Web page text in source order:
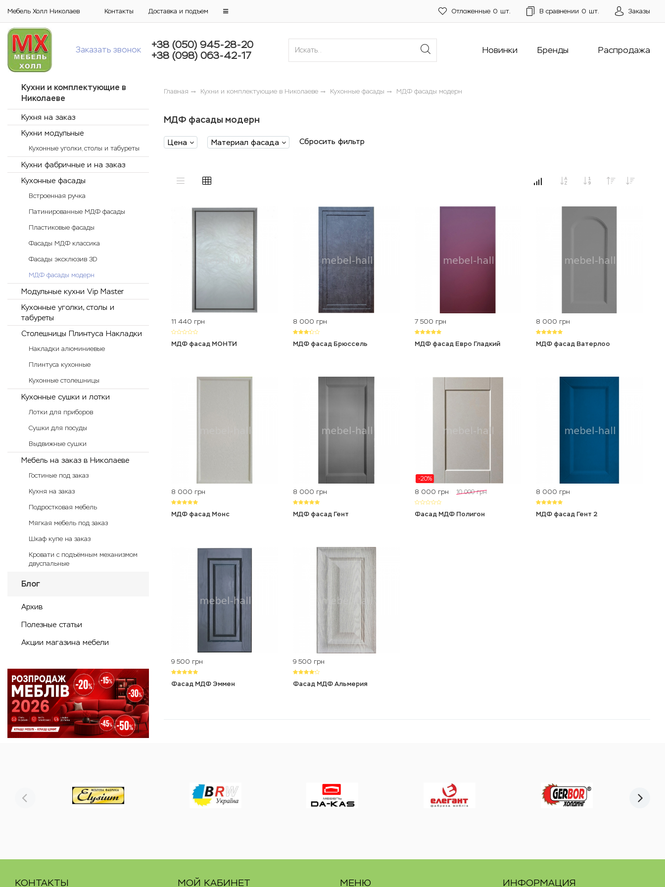
Мебель Холл Николаев Контакты Доставка и подъем Отложенные 0 шт. В сравнении 0 шт. Заказы
Заказать звонок
+38 (050) 945-28-20
+38 (098) 063-42-17
Новинки Бренды Распродажа
Кухни и комплектующие в
Николаеве
Кухня на заказ
Кухни модульные
Кухонные уголки, столы и табуреты
Кухни фабричные и на заказ
Кухонные фасады
Встроенная ручка
Патинированные МДФ фасады
Пластиковые фасады
Фасады МДФ классика
Фасады эксклюзив 3D
МДФ фасады модерн
Модульные кухни Vip Master
Кухонные уголки, столы и
табуреты
Столешницы Плинтуса Накладки
Накладки алюминиевые
Плинтуса кухонные
Кухонные столешницы
Кухонные сушки и лотки
Лотки для приборов
Сушки для посуды
Выдвижные сушки
Мебель на заказ в Николаеве
Гостиные под заказ
Кухня на заказ
Подростковая мебель
Мягкая мебель под заказ
Шкаф купе на заказ
Кровати с подъёмным механизмом
двуспальные
Блог
Архив
Полезные статьи
Акции магазина мебели
Главная Кухни и комплектующие в Николаеве Кухонные фасады МДФ фасады модерн
МДФ фасады модерн
Цена Материал фасада Сбросить фильтр
11 440 грн
МДФ фасад МОНТИ
8 000 грн
МДФ фасад Брюссель
7 500 грн
МДФ фасад Евро Гладкий
8 000 грн
МДФ фасад Ватерлоо
8 000 грн
МДФ фасад Монс
8 000 грн
МДФ фасад Гент
-20%
8 000 грн 10 000 грн
Фасад МДФ Полигон
8 000 грн
МДФ фасад Гент 2
9 500 грн
Фасад МДФ Эммен
9 500 грн
Фасад МДФ Альмерия
КОНТАКТЫ МОЙ КАБИНЕТ МЕНЮ ИНФОРМАЦИЯ